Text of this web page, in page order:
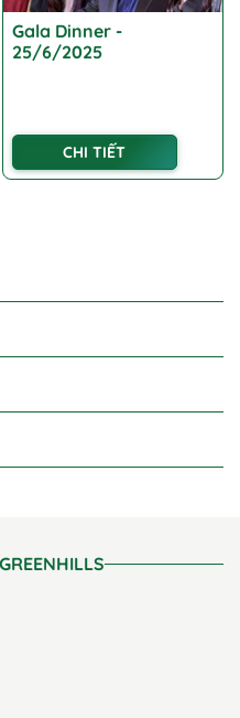
Gala Dinner -
25/6/2025
CHI TIẾT